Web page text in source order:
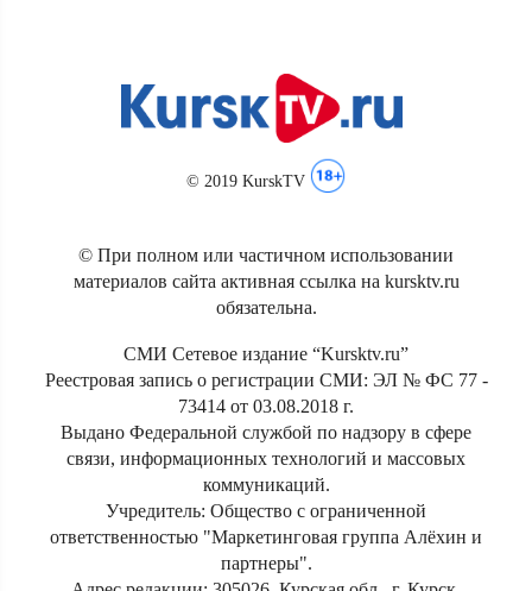
© 2019 KurskTV
© При полном или частичном использовании
материалов сайта активная ссылка на kursktv.ru
обязательна.
СМИ Сетевое издание “Kursktv.ru”
Реестровая запись о регистрации СМИ: ЭЛ № ФС 77 -
73414 от 03.08.2018 г.
Выдано Федеральной службой по надзору в сфере
связи, информационных технологий и массовых
коммуникаций.
Учредитель: Общество с ограниченной
ответственностью "Маркетинговая группа Алёхин и
партнеры".